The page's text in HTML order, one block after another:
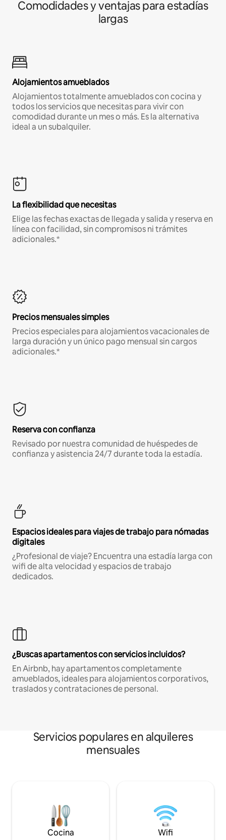
Comodidades y ventajas para estadías
largas
Alojamientos amueblados
Alojamientos totalmente amueblados con cocina y
todos los servicios que necesitas para vivir con
comodidad durante un mes o más. Es la alternativa
ideal a un subalquiler.
La flexibilidad que necesitas
Elige las fechas exactas de llegada y salida y reserva en
línea con facilidad, sin compromisos ni trámites
adicionales.*
Precios mensuales simples
Precios especiales para alojamientos vacacionales de
larga duración y un único pago mensual sin cargos
adicionales.*
Reserva con confianza
Revisado por nuestra comunidad de huéspedes de
confianza y asistencia 24/7 durante toda la estadía.
Espacios ideales para viajes de trabajo para nómadas
digitales
¿Profesional de viaje? Encuentra una estadía larga con
wifi de alta velocidad y espacios de trabajo
dedicados.
¿Buscas apartamentos con servicios incluidos?
En Airbnb, hay apartamentos completamente
amueblados, ideales para alojamientos corporativos,
traslados y contrataciones de personal.
Servicios populares en alquileres
mensuales
Cocina Wifi